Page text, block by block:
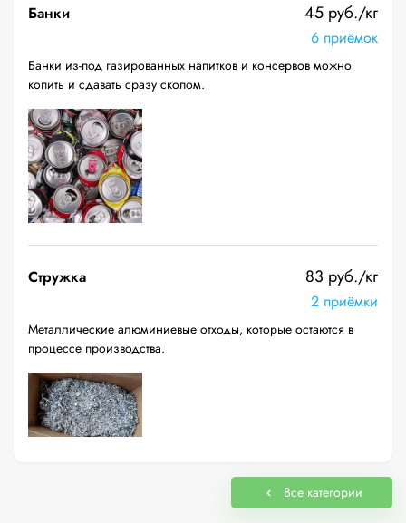
Банки 45 руб./кг
6 приёмок
Банки из-под газированных напитков и консервов можно
копить и сдавать сразу скопом.
Стружка 83 руб./кг
2 приёмки
Металлические алюминиевые отходы, которые остаются в
процессе производства.
Все категории